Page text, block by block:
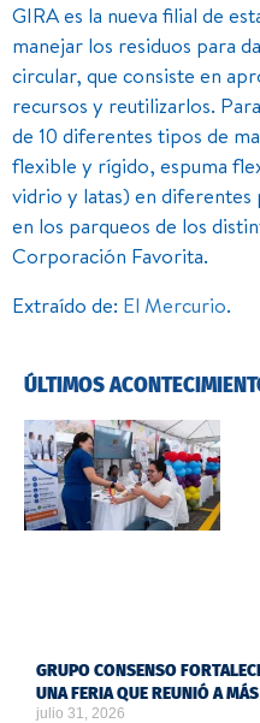
GIRA es la nueva filial de
manejar los residuos para
circular, que consiste en
recursos y reutilizarlos.
de 10 diferentes tipos de
flexible y rígido, espuma
vidrio y latas) en diferentes
en los parqueos de los
Corporación Favorita.
Extraído de: El Mercurio.
ÚLTIMOS
GRUPO CONSENSO
UNA FERIA QUE REUNIÓ A
julio 31, 2026